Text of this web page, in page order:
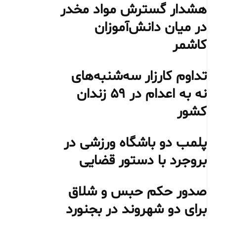
هشدار گسترش مواد مخدر
در میان دانش‌آموزان
کاشمر
تداوم کارزار سه‌شنبه‌های
نه به اعدام در ۵۹ زندان
کشور
پلمب دو باشگاه ورزشی در
بروجرد با دستور قضایی
صدور حکم حبس و شلاق
برای دو شهروند در بجنورد